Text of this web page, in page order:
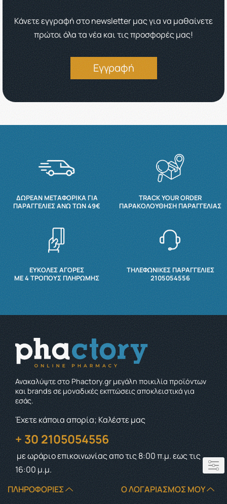
Κάνετε εγγραφή στο newsletter μας για να μαθαίνετε
πρώτοι όλα τα νέα και τις προσφορές μας!
Εγγραφή
ΔΩΡΕΆΝ ΜΕΤΑΦΟΡΙΚΆ ΓΙΑ
ΠΑΡΑΓΓΕΛΊΕΣ ΆΝΩ ΤΩΝ 49€
TRACK YOUR ORDER
ΠΑΡΑΚΟΛΟΎΘΗΣΗ ΠΑΡΑΓΓΕΛΊΑΣ
ΕΥΚΟΛΕΣ ΑΓΟΡΕΣ
ΜΕ 4 ΤΡΌΠΟΥΣ ΠΛΗΡΩΜΉΣ
ΤΗΛΕΦΩΝΙΚΕΣ ΠΑΡΑΓΓΕΛΙΕΣ
2105054556
Ανακαλύψτε στο Phactory.gr μεγάλη ποικιλία προϊόντων
και brands σε μοναδικές εκπτώσεις αποκλειστικά για
εσάς.
Έχετε κάποια απορία; Καλέστε μας
+ 30 2105054556
με ωράριο επικοινωνίαςαπο τις 8:00 π.μ. εως τις
16:00 μ.μ.
ΠΛΗΡΟΦΟΡΊΕΣ
Ο ΛΟΓΑΡΙΑΣΜΌΣ ΜΟΥ